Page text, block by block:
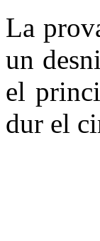
La
un
el
dur el